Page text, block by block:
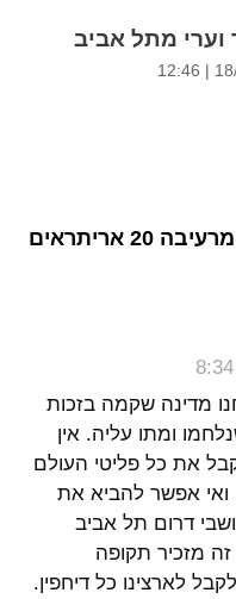
וערי מתל אביב
18/
אריתראים
מדינה שקמה בזכות
ומתו עליה. אין
את כל פליטי העולם
ואי אפשר להביא את
דרום תל אביב
זה מזכיר תקופה
לארצינו כל דיחפין.